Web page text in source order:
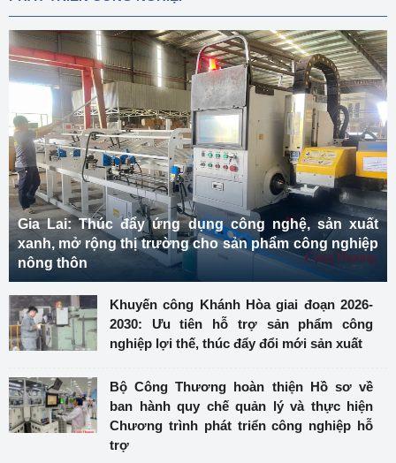
Gia Lai: Thúc đẩy ứng dụng công nghệ, sản xuất
xanh, mở rộng thị trường cho sản phẩm công nghiệp
nông thôn
Khuyến công Khánh Hòa giai đoạn 2026-
2030: Ưu tiên hỗ trợ sản phẩm công
nghiệp lợi thế, thúc đẩy đổi mới sản xuất
Bộ Công Thương hoàn thiện Hồ sơ về
ban hành quy chế quản lý và thực hiện
Chương trình phát triển công nghiệp hỗ
trợ